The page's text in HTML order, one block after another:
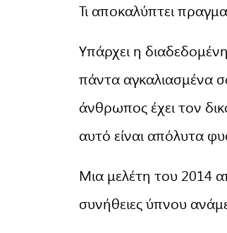
Τι αποκαλύπτει
Υπάρχει η
πάντα αγκαλιασμένα
άνθρωπος έχει τον
αυτό είναι απόλυτα
Μια μελέτη του 2014
συνήθειες ύπνου